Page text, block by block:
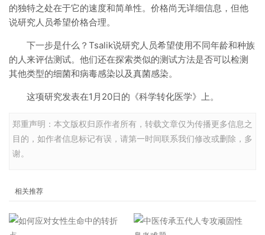
的独特之处在于它的速度和简单性。价格尚无详细信息，但他
说研究人员希望价格合理。
下一步是什么？Tsalik说研究人员希望使用不同年龄和种族
的人来评估测试。他们还在探索类似的测试方法是否可以检测
其他类型的细菌和病毒感染以及真菌感染。
这项研究发表在1月20日的《科学转化医学》上。
郑重声明：本文版权归原作者所有，转载文章仅为传播更多信息之
目的，如作者信息标记有误，请第一时间联系我们修改或删除，多
谢。
相关推荐